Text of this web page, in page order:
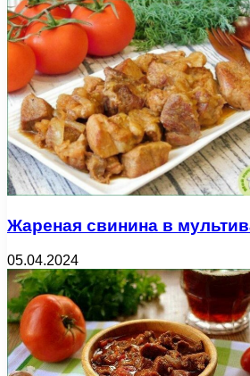
Жареная свинина в
05.04.2024